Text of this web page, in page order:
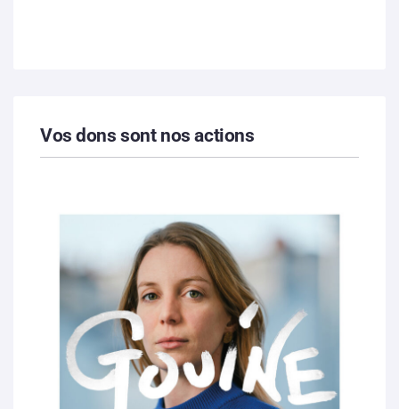
Vos dons sont nos actions